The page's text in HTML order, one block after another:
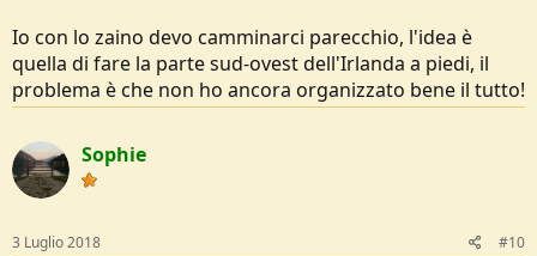
Io con lo zaino devo camminarci parecchio, l'idea è
quella di fare la parte sud-ovest dell'Irlanda a piedi, il
problema è che non ho ancora organizzato bene il tutto!
Sophie
3 Luglio 2018 #10